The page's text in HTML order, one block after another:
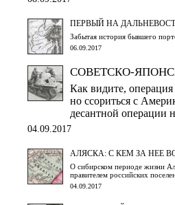
ПЕРВЫЙ НА
Забытая история бывшего
06.09.2017
СОВЕТСКО-
Как видите,
но ссориться с
десантной операции
04.09.2017
АЛЯСКА: С КЕМ ЗА НЕЕ
О сибирском периоде жизни
правителем российских
04.09.2017